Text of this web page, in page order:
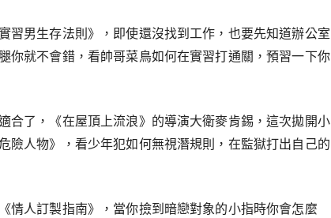
習男生存法則》，即使還沒找到工作，也要先知道辦公室
你就不會錯，看帥哥菜鳥如何在實習打通關，預習一下你
合了，《在屋頂上流浪》的導演大衛麥肯錫，這次拋開小
險人物》，看少年犯如何無視潛規則，在監獄打出自己的
情人訂製指南》，當你撿到暗戀對象的小指時你會怎麼